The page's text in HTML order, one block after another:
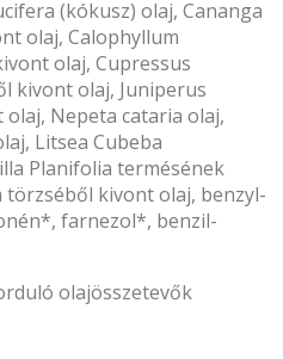
(kókusz) olaj, Cananga
olaj, Calophyllum
olaj, Cupressus
kivont olaj, Juniperus
Nepeta cataria olaj,
Litsea Cubeba
Planifolia termésének
kivont olaj, benzyl-
farnezol*, benzil-
olajösszetevők